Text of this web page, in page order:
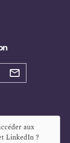
aux
LinkedIn?